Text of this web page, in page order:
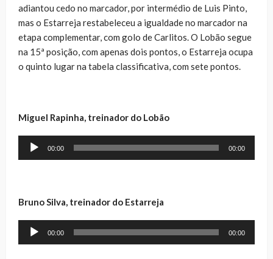
adiantou cedo no marcador, por intermédio de Luis Pinto,
mas o Estarreja restabeleceu a igualdade no marcador na
etapa complementar, com golo de Carlitos. O Lobão segue
na 15ª posição, com apenas dois pontos, o Estarreja ocupa
o quinto lugar na tabela classificativa, com sete pontos.
Miguel Rapinha, treinador do Lobão
Reprodutor
00:00 00:00
Bruno Silva, treinador do Estarreja
Reprodutor
00:00 00:00